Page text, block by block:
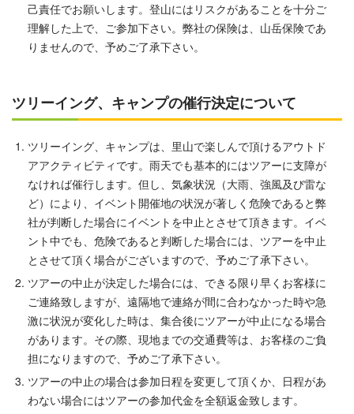
己責任でお願いします。登山にはリスクがあることを十分ご
理解した上で、ご参加下さい。弊社の保険は、山岳保険であ
りませんので、予めご了承下さい。
ツリーイング、キャンプの催行決定について
ツリーイング、キャンプは、里山で楽しんで頂けるアウトド
アアクティビティです。雨天でも基本的にはツアーに支障が
なければ催行します。但し、気象状況（大雨、強風及び雷な
ど）により、イベント開催地の状況が著しく危険であると弊
社が判断した場合にイベントを中止とさせて頂きます。イベ
ント中でも、危険であると判断した場合には、ツアーを中止
とさせて頂く場合がございますので、予めご了承下さい。
ツアーの中止が決定した場合には、できる限り早くお客様に
ご連絡致しますが、遠隔地で連絡が間に合わなかった時や急
激に状況が変化した時は、集合後にツアーが中止になる場合
があります。その際、現地までの交通費等は、お客様のご負
担になりますので、予めご了承下さい。
ツアーの中止の場合は参加日程を変更して頂くか、日程があ
わない場合にはツアーの参加代金を全額返金致します。